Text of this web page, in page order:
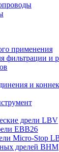
применения
фильтрации и
и
дрели LBV
EBB26
Micro-Stop
дрелей BHM